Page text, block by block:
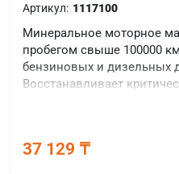
Артикул: 1117100
Минеральное моторное
пробегом свыше 100000
бензиновых и дизельных
Восстанавливает
37 129 ₸